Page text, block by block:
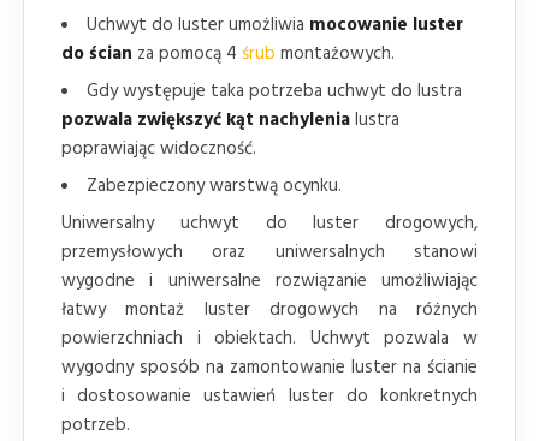
Uchwyt do luster umożliwia mocowanie luster
do ścian za pomocą 4 śrub montażowych.
Gdy występuje taka potrzeba uchwyt do lustra
pozwala zwiększyć kąt nachylenialustra
poprawiając widoczność.
Zabezpieczony warstwą ocynku.
Uniwersalny uchwyt do luster drogowych,
przemysłowych oraz uniwersalnych stanowi
wygodne i uniwersalne rozwiązanie umożliwiając
łatwy montaż luster drogowych na różnych
powierzchniach i obiektach. Uchwyt pozwala w
wygodny sposób na zamontowanie luster na ścianie
i dostosowanie ustawień luster do konkretnych
potrzeb.